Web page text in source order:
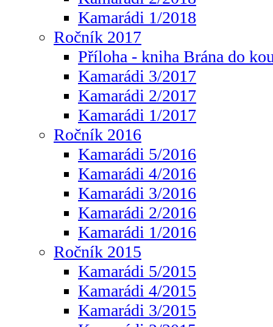
Kamarádi 1/2018
Ročník 2017
Příloha - kniha Brána do
Kamarádi 3/2017
Kamarádi 2/2017
Kamarádi 1/2017
Ročník 2016
Kamarádi 5/2016
Kamarádi 4/2016
Kamarádi 3/2016
Kamarádi 2/2016
Kamarádi 1/2016
Ročník 2015
Kamarádi 5/2015
Kamarádi 4/2015
Kamarádi 3/2015